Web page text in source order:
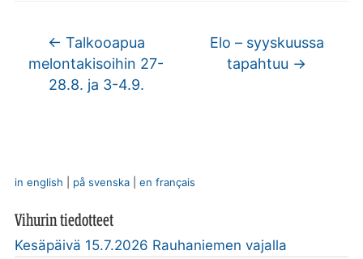
← Talkooapua
melontakisoihin 27-
28.8. ja 3-4.9.
Elo – syyskuussa
tapahtuu →
in english på svenska| en français
Vihurin tiedotteet
Kesäpäivä 15.7.2026 Rauhaniemen vajalla